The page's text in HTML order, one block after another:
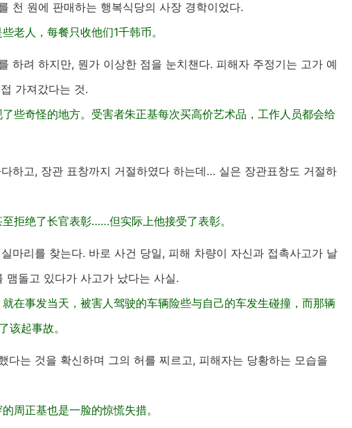
천 원에 판매하는 행복식당의 사장 경학이었다.
老人，每餐只收他们1千韩币。
하려 하지만, 뭔가 이상한 점을 눈치챈다. 피해자 주정기는 고가 예
가져갔다는 것.
些奇怪的地方。受害者朱正基每次买高价艺术品，工作人员都会给
하고, 장관 표창까지 거절하였다 하는데… 실은 장관표창도 거절하
拒绝了长官表彰……但实际上他接受了表彰。
마리를 찾는다. 바로 사건 당일, 피해 차량이 자신과 접촉사고가 날
돌고 있다가 사고가 났다는 사실.
在事发当天，被害人驾驶的车辆险些与自己的车发生碰撞，而那辆
该起事故。
다는 것을 확신하며 그의 허를 찌르고, 피해자는 당황하는 모습을
周正基也是一脸的惊慌失措。